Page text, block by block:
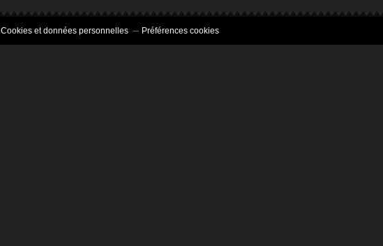
Cookies et données personnelles Préférences cookies